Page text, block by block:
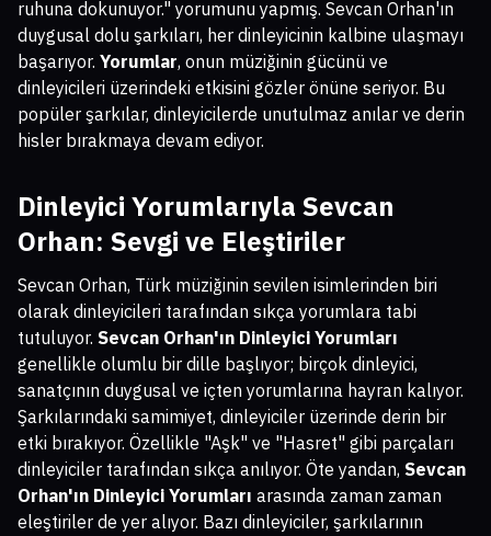
ruhuna dokunuyor." yorumunu yapmış. Sevcan Orhan'ın
duygusal dolu şarkıları, her dinleyicinin kalbine ulaşmayı
başarıyor. Yorumlar, onun müziğinin gücünü ve
dinleyicileri üzerindeki etkisini gözler önüne seriyor. Bu
popüler şarkılar, dinleyicilerde unutulmaz anılar ve derin
hisler bırakmaya devam ediyor.
Dinleyici Yorumlarıyla Sevcan
Orhan: Sevgi ve Eleştiriler
Sevcan Orhan, Türk müziğinin sevilen isimlerinden biri
olarak dinleyicileri tarafından sıkça yorumlara tabi
tutuluyor. Sevcan Orhan'ın Dinleyici Yorumları
genellikle olumlu bir dille başlıyor; birçok dinleyici,
sanatçının duygusal ve içten yorumlarına hayran kalıyor.
Şarkılarındaki samimiyet, dinleyiciler üzerinde derin bir
etki bırakıyor. Özellikle "Aşk" ve "Hasret" gibi parçaları
dinleyiciler tarafından sıkça anılıyor. Öte yandan, Sevcan
Orhan'ın Dinleyici Yorumları arasında zaman zaman
eleştiriler de yer alıyor. Bazı dinleyiciler, şarkılarının